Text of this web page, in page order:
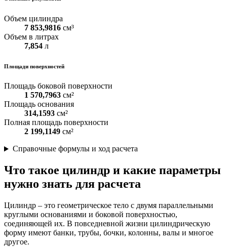
Объем цилиндра
7 853,9816 см³
Объем в литрах
7,854 л
Площади поверхностей
Площадь боковой поверхности
1 570,7963 см²
Площадь основания
314,1593 см²
Полная площадь поверхности
2 199,1149 см²
Справочные формулы и ход расчета
Что такое цилиндр и какие параметры
нужно знать для расчета
Цилиндр – это геометрическое тело с двумя параллельными
круглыми основаниями и боковой поверхностью,
соединяющей их. В повседневной жизни цилиндрическую
форму имеют банки, трубы, бочки, колонны, валы и многое
другое.